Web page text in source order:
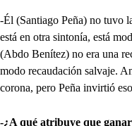
-Él (Santiago Peña) no tuvo
está en otra sintonía, está
(Abdo Benítez) no era una
modo recaudación salvaje.
corona, pero Peña invirtió
-¿A qué atribuye que